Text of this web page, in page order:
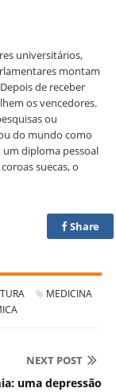
universitários,
montam
de receber
os vencedores.
ou
do mundo como
um diploma pessoal
suecas, o
Share
MEDICINA
NEXT POST
uma depressão